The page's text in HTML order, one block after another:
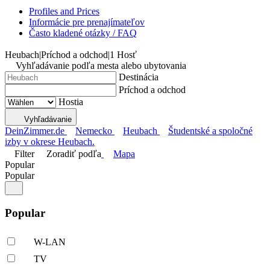
Profiles and Prices
Informácie pre prenajímateľov
Často kladené otázky / FAQ
Heubach|Príchod a odchod|1 Hosť
Vyhľadávanie podľa mesta alebo ubytovania
Destinácia
Príchod a odchod
Hostia
Vyhľadávanie
DeinZimmer.de Nemecko Heubach
Študentské a spoločné
izby v okrese Heubach.
Filter
Zoradiť podľa
Mapa
Popular
Popular
Popular
W-LAN
TV